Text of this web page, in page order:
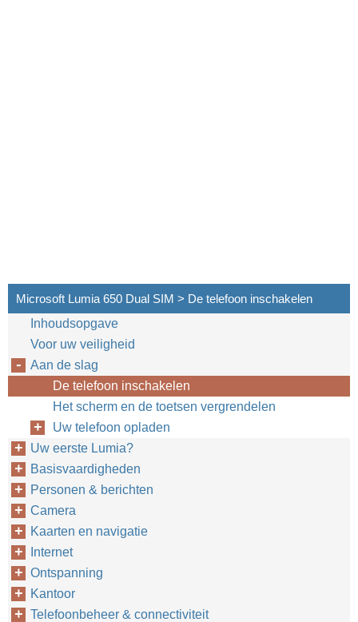
Microsoft Lumia 650 Dual SIM > De telefoon inschakelen
Inhoudsopgave
Voor uw veiligheid
Aan de slag
De telefoon inschakelen
Het scherm en de toetsen vergrendelen
Uw telefoon opladen
Uw eerste Lumia?
Basisvaardigheden
Personen & berichten
Camera
Kaarten en navigatie
Internet
Ontspanning
Kantoor
Telefoonbeheer & connectiviteit